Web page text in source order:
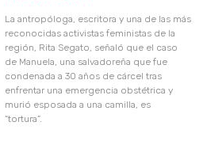
La antropóloga, escritora y una de las más
reconocidas activistas feministas de la
región, Rita Segato, señaló que el caso
de Manuela, una salvadoreña que fue
condenada a 30 años de cárcel tras
enfrentar una emergencia obstétrica y
murió esposada a una camilla, es
“tortura”.